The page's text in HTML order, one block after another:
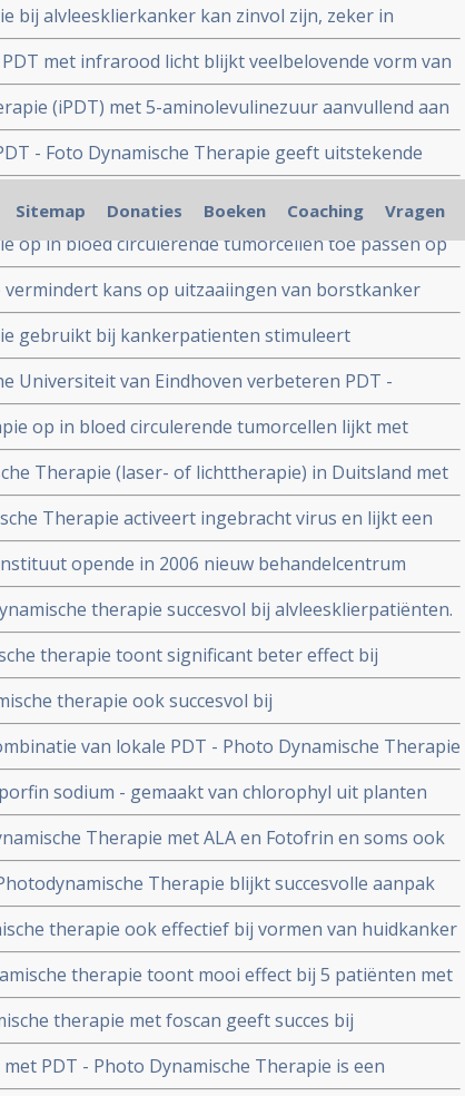
bij alvleesklierkanker kan zinvol zijn, zeker in
waaronder zelfs immuuntherapie, blijkt uit
met infrarood licht blijkt veelbelovende vorm van
al of niet in combinatie met andere
(iPDT) met 5-aminolevulinezuur aanvullend aan
Glioblastoma langere progressievrije
met operatie plus alleen chemo en
- Foto Dynamische Therapie geeft uitstekende
van kanker blijkt uit recent gepubliceerde
voor thuis zelf PDT geven op de bloedvaten
voorkomen zijn via ons te bestellen.
op in bloed circulerende tumorcellen toe passen op
heeft groot effect op doden van tumorcellen.
vermindert kans op uitzaaiingen van borstkanker
tumorcellen zijn.
gebruikt bij kankerpatienten stimuleert
als immuuntherapie. Hier een overzichtstudie
Universiteit van Eindhoven verbeteren PDT -
van nanotechnologie. Een doorbraak in
op in bloed circulerende tumorcellen lijkt met
te doden en kan daarmee uitzaaiingen
Therapie (laser- of lichttherapie) in Duitsland met
wat PDT precies inhoudt
Therapie activeert ingebracht virus en lijkt een
optie variant.
opende in 2006 nieuw behandelcentrum
van kanker.
therapie succesvol bij alvleesklierpatiënten.
therapie toont significant beter effect bij
Overzichtstudie toegevoegd
therapie ook succesvol bij
na operatie aldus verschillende studies.
van lokale PDT - Photo Dynamische Therapie
zorgt bij muizen voor opmerkelijk veel
niets deden.
sodium - gemaakt van chlorophyl uit planten
bij PDT.
Therapie met ALA en Fotofrin en soms ook
verbetert significant levensduur en kwaliteit van
Multiforme.Therapie blijkt succesvolle aanpak
2 en 3, blijkt uit Nederlandse studie
therapie ook effectief bij vormen van huidkanker
oorzaak is. Artikel update 1 december 2011
therapie toont mooi effect bij 5 patiënten met
therapie met foscan geeft succes bij
fase I studie.
PDT - Photo Dynamische Therapie is een
voor kanker
Sitemap Donaties Boeken Coaching Vragen